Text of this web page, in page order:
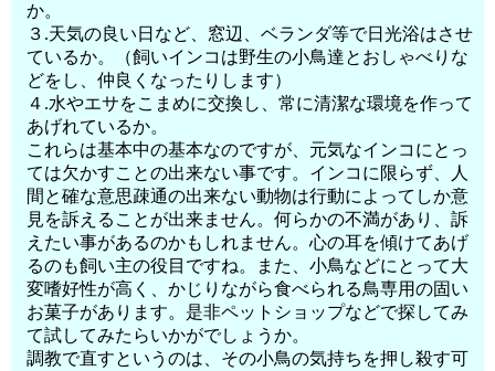
か。
３.天気の良い日など、窓辺、ベランダ等で日光浴はさせ
ているか。（飼いインコは野生の小鳥達とおしゃべりな
どをし、仲良くなったりします）
４.水やエサをこまめに交換し、常に清潔な環境を作って
あげれているか。
これらは基本中の基本なのですが、元気なインコにとっ
ては欠かすことの出来ない事です。インコに限らず、人
間と確な意思疎通の出来ない動物は行動によってしか意
見を訴えることが出来ません。何らかの不満があり、訴
えたい事があるのかもしれません。心の耳を傾けてあげ
るのも飼い主の役目ですね。また、小鳥などにとって大
変嗜好性が高く、かじりながら食べられる鳥専用の固い
お菓子があります。是非ペットショップなどで探してみ
て試してみたらいかがでしょうか。
調教で直すというのは、その小鳥の気持ちを押し殺す可